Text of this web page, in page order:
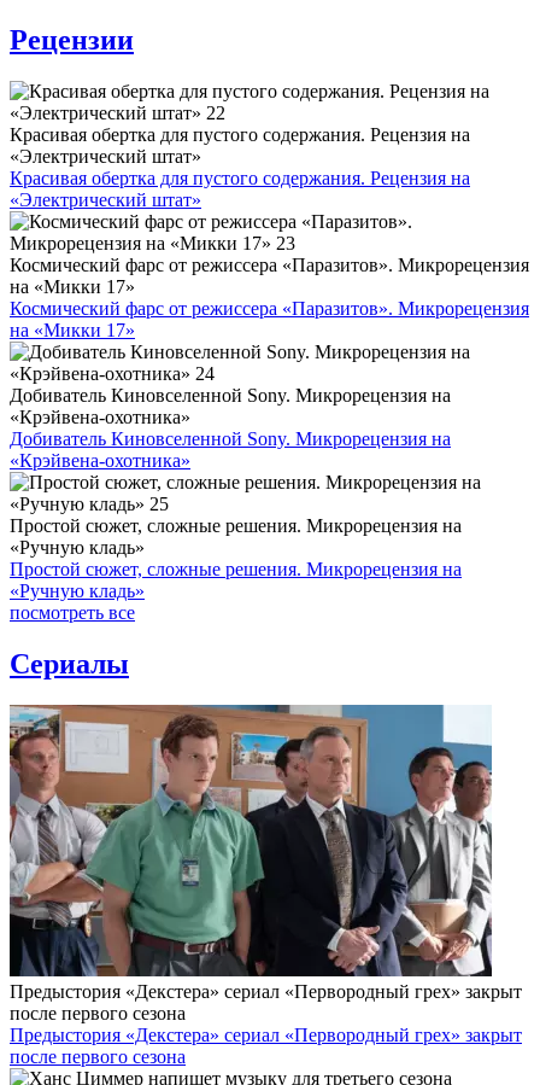
Рецензии
Красивая обертка для пустого содержания. Рецензия на
«Электрический штат»
Красивая обертка для пустого содержания. Рецензия на
«Электрический штат»
Космический фарс от режиссера «Паразитов». Микрорецензия
на «Микки 17»
Космический фарс от режиссера «Паразитов». Микрорецензия
на «Микки 17»
Добиватель Киновселенной Sony. Микрорецензия на
«Крэйвена-охотника»
Добиватель Киновселенной Sony. Микрорецензия на
«Крэйвена-охотника»
Простой сюжет, сложные решения. Микрорецензия на
«Ручную кладь»
Простой сюжет, сложные решения. Микрорецензия на
«Ручную кладь»
посмотреть все
Сериалы
Предыстория «Декстера» сериал «Первородный грех» закрыт
после первого сезона
Предыстория «Декстера» сериал «Первородный грех» закрыт
после первого сезона